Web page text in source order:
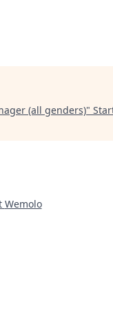
(all genders)"
Wemolo